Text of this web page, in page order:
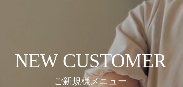
NEW CUSTOMER
ご新規様メニュー